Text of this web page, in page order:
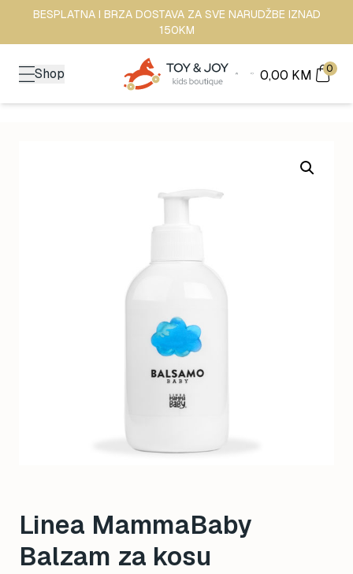
BESPLATNA I BRZA DOSTAVA ZA SVE NARUDŽBE IZNAD
150KM
Shop 0,00 KM 0
Linea MammaBaby
Balzam za kosu